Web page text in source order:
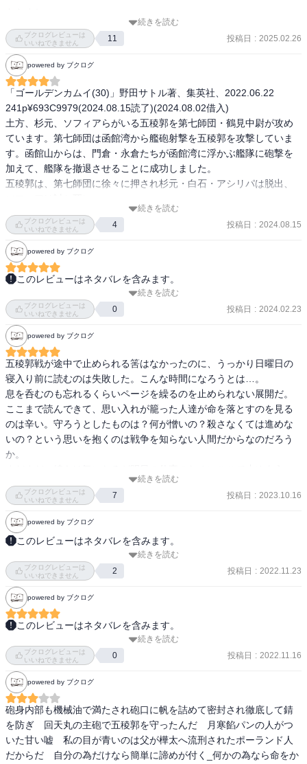
永倉たちは回天丸の砲弾を使って艦船を沈める。鯉登少将死亡。
守口が第七師団に制圧され、内部に侵入されて徐々に土方軍は劣勢
になっていく。
土方軍は脱出することに、谷垣が助けにくる。汽車に乗ったが第七
師団の増兵に出くわす。
続きを読む
ブクログレビューは
いいねできません
11 投稿日 : 2025.02.26
powered by ブクログ
「ゴールデンカムイ(30)」野田サトル著、集英社、2022.06.22
241p¥693C9979(2024.08.15読了)(2024.08.02借入)
土方、杉元、ソフィアらがいる五稜郭を第七師団・鶴見中尉が攻め
ています。第七師団は函館湾から艦砲射撃を五稜郭を攻撃していま
す。函館山からは、門倉・永倉たちが函館湾に浮かぶ艦隊に砲撃を
加えて、艦隊を撤退させることに成功しました。
五稜郭は、第七師団に徐々に押され杉元・白石・アシリパは脱出、
杉元たちは、馬では逃げ切れないと判断し、通りかかった列車に乗
り換えたら、乗っていたのは、第七師団の増援部隊だった。さてど
うなりますか！
次の巻で、完結です。やれやれ！
第291話　骨董品
第292話　函館湾海戦
第293話　侵入者
第294話　静寂
第295話　ふたり
第296話　武士道
第297話　五稜郭脱出
第298話　ウイルクの娘
第299話　許し
第300話　再延長戦
第301話　第二陣
☆関連書籍(既読)
「ゴールデンカムイ(1)」野田サトル著、集英社、2015.01.24
「ゴールデンカムイ(11)」野田サトル著、集英社、2017.08.23
「ゴールデンカムイ(21)」野田サトル著、集英社、2020.03.24
「ゴールデンカムイ(26)」野田サトル著、集英社、2021.06.23
「ゴールデンカムイ(27)」野田サトル著、集英社、2021.09.22
「ゴールデンカムイ(28)」野田サトル著、集英社、2021.12.22
「ゴールデンカムイ(29)」野田サトル著、集英社、2022.04.24
「カムイ・ユーカラ」山本多助著、平凡社ライブラリー、
「アイヌ人物誌」松浦武四郎著・更科源蔵・吉田豊訳、平凡社ライ
ブラリー、2002.01.09
「知里幸恵『アイヌ神謡集』」中川裕著、NHK出版、2022.09.01
「コタンの口笛（第一部・上）」石森延男著、偕成社文庫、
1976.09.
「コタンの口笛（第一部・下）」石森延男著、偕成社文庫、
1976.10.
「コタンの口笛（第二部・上）」石森延男著、偕成社文庫、
続きを読む
ブクログレビューは
いいねできません
4 投稿日 : 2024.08.15
powered by ブクログ
このレビューはネタバレを含みます。
この漫画も容赦なく人が死んでいったけど、個人的には過去の栄光
や夢に囚われた人たちが死んでいった感。でも、チンポ先生は生き
ていて欲しかった。アシリパさんを守ったのは、アイヌの未来が、
とか、彼女の背負うものの重さが、とかじゃなくて、咄嗟にという
感じだったのが泣けた。普段からアシリパさんの事を大事に思って
たからこそ、咄嗟に庇っちゃったんだろうなって思うと泣いた。拝
んだ。土方さんもずっとかっこよかった。新撰組だった。彼はここ
で終わるんだなってすごく納得してしまったけど、大好きなキャラ
だったので泣いた。
続きを読む
ブクログレビューは
いいねできません
0 投稿日 : 2024.02.23
powered by ブクログ
五稜郭戦が途中で止められる筈はなかったのに、うっかり日曜日の
寝入り前に読むのは失敗した。こんな時間になろうとは…。
息を呑むのも忘れるくらいページを繰るのを止められない展開だ。
ここまで読んできて、思い入れが籠った人達が命を落とすのを見る
のは辛い。守ろうとしたものは？何が憎いの？殺さなくては進めな
いの？という思いを抱くのは戦争を知らない人間だからなのだろう
か。
もう、これ以上、死なないでほしい。甘いとは解っているけれど、
そんな気持ちですっと眠られるだろうか。
続きを読む
ブクログレビューは
いいねできません
7 投稿日 : 2023.10.16
powered by ブクログ
このレビューはネタバレを含みます。
君のまわりに、金の滴が降り注ぐ。見つかった金塊とそして、北海
道の土地の権利書。最後の戦場、五稜郭に突撃する第七師団! 迎え撃
つは、二回目の土方歳三!! 開戦! 大詰め第30巻!!!!!!!
・‥…━━━☆・‥…━━━☆・‥…━━━☆
感想は最終巻にまとめて記載予定です。
続きを読む
ブクログレビューは
いいねできません
2 投稿日 : 2022.11.23
powered by ブクログ
このレビューはネタバレを含みます。
最終決戦は五稜郭の地を抜け出し、第二陣を運ぶ汽車へと移行し
ていく。
30巻では凄絶な戦争が描かれ、その悲哀と狂気、静と動がいかん
なくコマを震わせている。
しかし、それにしても、多くの人々が死んでいった。
無名のキャラは言わずもがな、ここまで戦い続けた多くが、敵味
方問わず命を落としている。
続きを読む
ブクログレビューは
いいねできません
0 投稿日 : 2022.11.16
powered by ブクログ
砲身内部も機械油で満たされ砲口に帆を詰めて密封され徹底して錆
を防ぎ　回天丸の主砲で五稜郭を守ったんだ　月寒餡パンの人がつ
いた甘い嘘　私の目が青いのは父が樺太へ流刑されたポーランド人
だからだ　自分の為だけなら簡単に諦めが付く_何かの為なら命をか